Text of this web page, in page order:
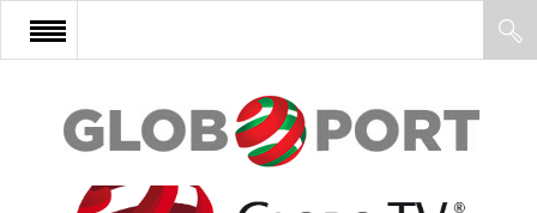
FŐOLDAL
AFRIKA